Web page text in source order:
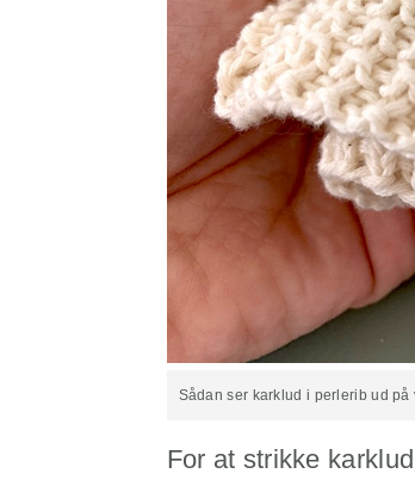
Sådan ser karklud i perlerib ud
For at strikke